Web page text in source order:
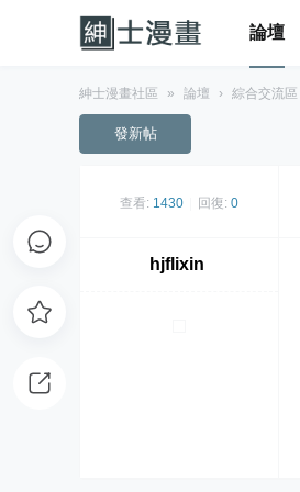
論壇
紳士漫畫社區 » 論壇 › 綜合交流區
發新帖
查看: 1430 回復: 0
hjflixin